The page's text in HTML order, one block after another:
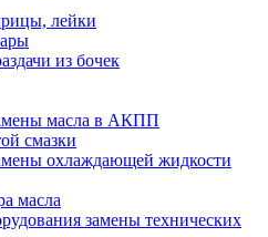
лейки
из бочек
масла в АКПП
смазки
охлаждающей жидкости
масла
замены технических